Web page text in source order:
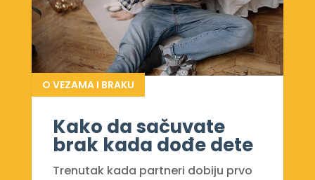
Kako da sačuvate
brak kada dođe dete
O VEZAMA I BRAKU
Trenutak kada partneri dobiju prvo